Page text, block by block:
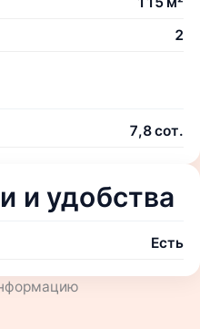
2
7,8 сот.
и удобства
Есть